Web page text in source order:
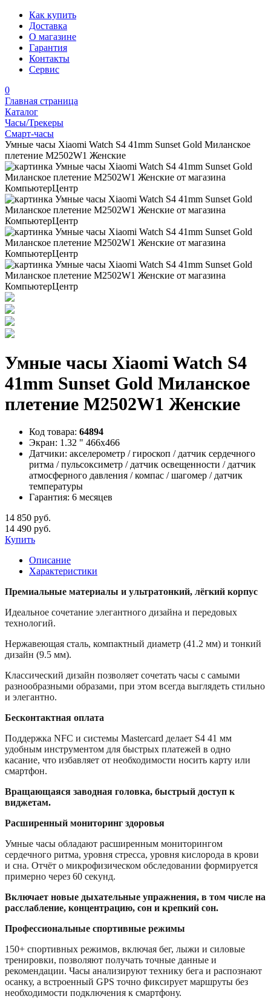
Как купить
Доставка
О магазине
Гарантия
Контакты
Сервис
0
Главная страница
Каталог
Часы/Трекеры
Смарт-часы
Умные часы Xiaomi Watch S4 41mm Sunset Gold Миланское
плетение M2502W1 Женские
Умные часы Xiaomi Watch S4
41mm Sunset Gold Миланское
плетение M2502W1 Женские
Код товара: 64894
Экран: 1.32 " 466x466
Датчики: акселерометр / гироскоп / датчик сердечного
ритма / пульсоксиметр / датчик освещенности / датчик
атмосферного давления / компас / шагомер / датчик
температуры
Гарантия: 6 месяцев
14 850 руб.
14 490 руб.
Купить
Описание
Характеристики
Премиальные материалы и ультратонкий, лёгкий корпус
Идеальное сочетание элегантного дизайна и передовых
технологий.
Нержавеющая сталь, компактный диаметр (41.2 мм) и тонкий
дизайн (9.5 мм).
Классический дизайн позволяет сочетать часы с самыми
разнообразными образами, при этом всегда выглядеть стильно
и элегантно.
Бесконтактная оплата
Поддержка NFC и системы Mastercard делает S4 41 мм
удобным инструментом для быстрых платежей в одно
касание, что избавляет от необходимости носить карту или
смартфон.
Вращающаяся заводная головка, быстрый доступ к
виджетам.
Расширенный мониторинг здоровья
Умные часы обладают расширенным мониторингом
сердечного ритма, уровня стресса, уровня кислорода в крови
и сна. Отчёт о микрофизическом обследовании формируется
примерно через 60 секунд.
Включает новые дыхательные упражнения, в том числе на
расслабление, концентрацию, сон и крепкий сон.
Профессиональные спортивные режимы
150+ спортивных режимов, включая бег, лыжи и силовые
тренировки, позволяют получать точные данные и
рекомендации. Часы анализируют технику бега и распознают
осанку, а встроенный GPS точно фиксирует маршруты без
необходимости подключения к смартфону.